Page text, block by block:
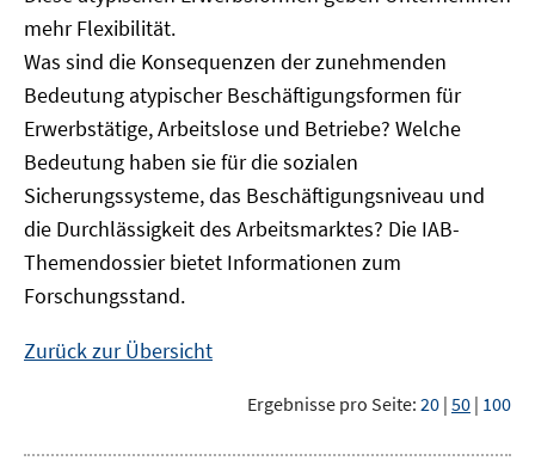
mehr Flexibilität.
Was sind die Konsequenzen der zunehmenden
Bedeutung atypischer Beschäftigungsformen für
Erwerbstätige, Arbeitslose und Betriebe? Welche
Bedeutung haben sie für die sozialen
Sicherungssysteme, das Beschäftigungsniveau und
die Durchlässigkeit des Arbeitsmarktes? Die IAB-
Themendossier bietet Informationen zum
Forschungsstand.
Zurück zur Übersicht
Ergebnisse pro Seite: 20 | 50 | 100